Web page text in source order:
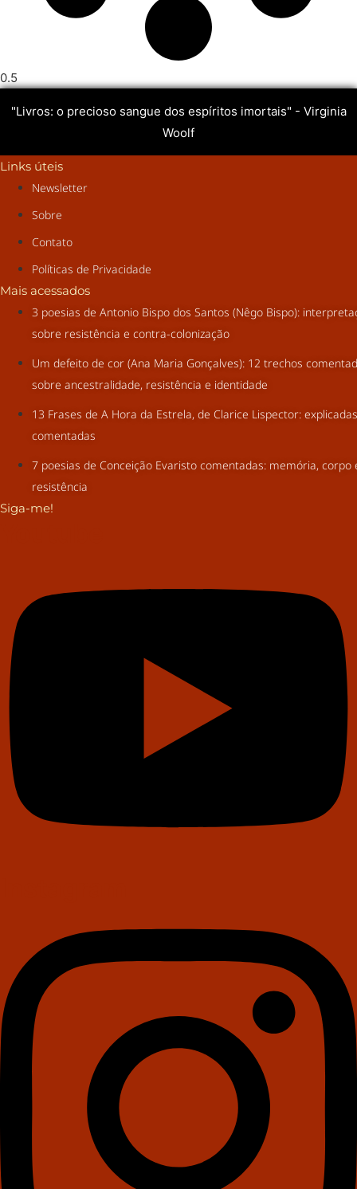
"Livros: o precioso sangue dos espíritos imortais" - Virginia
Woolf
Links úteis
Newsletter
Sobre
Contato
Políticas de Privacidade
Mais acessados
3 poesias de Antonio Bispo dos Santos (Nêgo Bispo):
sobre resistência e contra-colonização
Um defeito de cor (Ana Maria Gonçalves): 12 trechos
sobre ancestralidade, resistência e identidade
13 Frases de A Hora da Estrela, de Clarice Lispector:
comentadas
7 poesias de Conceição Evaristo comentadas: memória, corpo
resistência
Siga-me!